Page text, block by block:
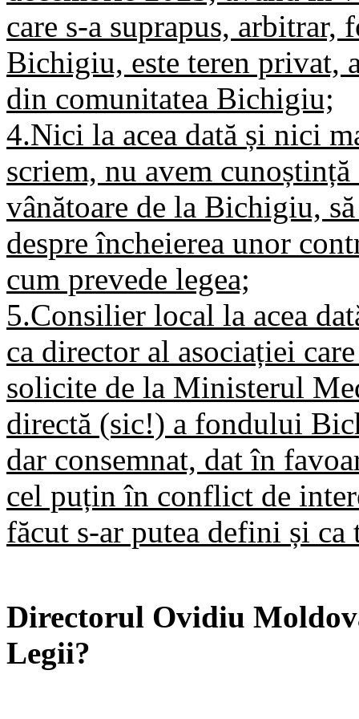
care s-a suprapus, arbitrar,
Bichigiu, este teren privat,
din comunitatea Bichigiu;
4.Nici la acea dată și nici
scriem, nu avem
vânătoare de la Bichigiu,
despre încheierea unor
cum prevede legea;
5.Consilier local la acea
ca director al asociației
solicite de la Ministerul
directă (sic!) a fondului
dar consemnat, dat în
cel puțin în conflict de
făcut s-ar putea defini și
Directorul Ovidiu
Legii?